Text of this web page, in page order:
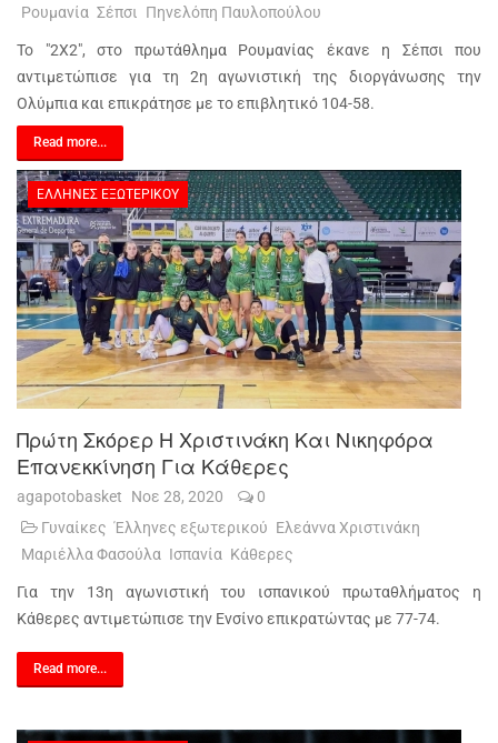
Ρουμανία Σέπσι Πηνελόπη Παυλοπούλου
Το "2Χ2", στο πρωτάθλημα Ρουμανίας έκανε η Σέπσι που
αντιμετώπισε για τη 2η αγωνιστική της διοργάνωσης την
Ολύμπια και επικράτησε με το επιβλητικό 104-58.
Read more...
ΈΛΛΗΝΕΣ ΕΞΩΤΕΡΙΚΟΎ
Πρώτη Σκόρερ Η Χριστινάκη Και Νικηφόρα
Επανεκκίνηση Για Κάθερες
agapotobasket Νοε 28, 2020
0
Γυναίκες Έλληνες εξωτερικού Ελεάννα Χριστινάκη
Μαριέλλα Φασούλα Ισπανία Κάθερες
Για την 13η αγωνιστική του ισπανικού πρωταθλήματος η
Κάθερες αντιμετώπισε την Ενσίνο επικρατώντας με 77-74.
Read more...